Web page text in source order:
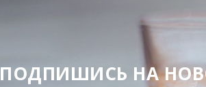
ПОДПИШИСЬ НА